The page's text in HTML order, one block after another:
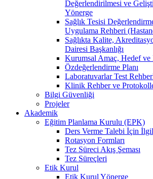
Değerlendirilmesi ve
Yönerge
Sağlık Tesisi
Uygulama Rehberi
Sağlıkta Kalite,
Dairesi Başkanlığı
Kurumsal Amaç, Hedef ve
Özdeğerlendirme Planı
Laboratuvarlar Test
Klinik Rehber ve
Bilgi Güvenliği
Projeler
Akademik
Eğitim Planlama Kurulu (EPK)
Ders Verme Talebi İçin
Rotasyon Formları
Tez Süreci Akış Şeması
Tez Süreçleri
Etik Kurul
Etik Kurul Yönerge